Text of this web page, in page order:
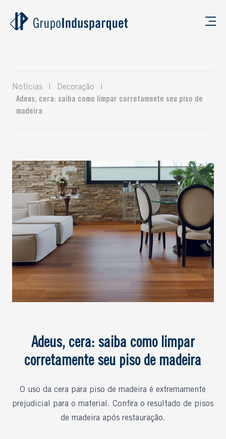
Notícias Decoração
Adeus, cera: saiba como limpar corretamente seu piso de
madeira
Adeus, cera: saiba como limpar
corretamente seu piso de madeira
O uso da cera para piso de madeira é extremamente
prejudicial para o material. Confira o resultado de pisos
de madeira após restauração.